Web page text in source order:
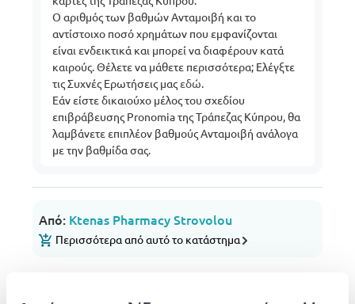
Ο αριθμός των βαθμών Ανταμοιβή και το
αντίστοιχο ποσό χρημάτων που εμφανίζονται
είναι ενδεικτικά και μπορεί να διαφέρουν κατά
καιρούς. Θέλετε να μάθετε περισσότερα; Ελέγξτε
τις Συχνές Ερωτήσεις μαςεδώ.
Εάν είστε δικαιούχο μέλος του σχεδίου
επιβράβευσης Pronomia της Τράπεζας Κύπρου, θα
λαμβάνετε επιπλέον βαθμούς Ανταμοιβή ανάλογα
με την βαθμίδα σας.
Από: Ktenas Pharmacy Strovolou
Περισσότερα από αυτό το κατάστημα